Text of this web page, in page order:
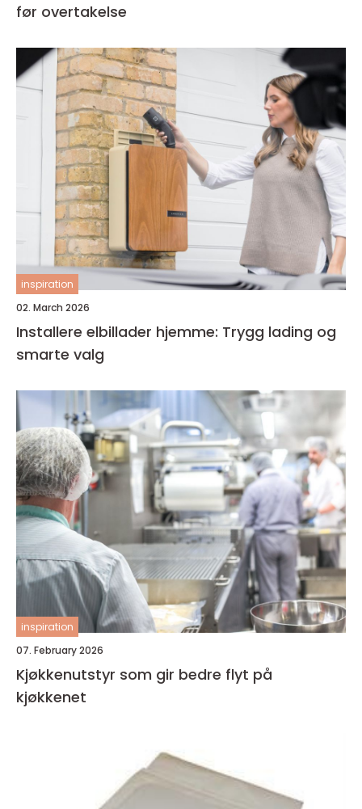
før overtakelse
inspiration
02. March 2026
Installere elbillader hjemme: Trygg lading og
smarte valg
inspiration
07. February 2026
Kjøkkenutstyr som gir bedre flyt på
kjøkkenet